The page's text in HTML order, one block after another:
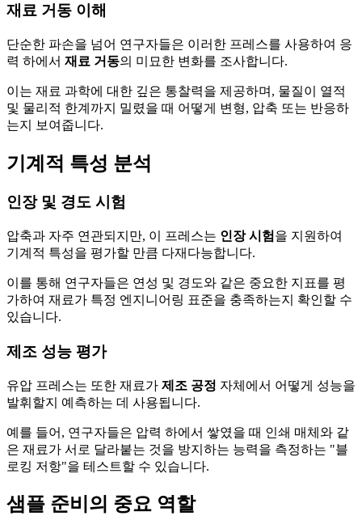
재료 거동 이해
단순한 파손을 넘어 연구자들은 이러한 프레스를 사용하여 응
력 하에서 재료 거동의 미묘한 변화를 조사합니다.
이는 재료 과학에 대한 깊은 통찰력을 제공하며, 물질이 열적
및 물리적 한계까지 밀렸을 때 어떻게 변형, 압축 또는 반응하
는지 보여줍니다.
기계적 특성 분석
인장 및 경도 시험
압축과 자주 연관되지만, 이 프레스는 인장 시험 을 지원하여
기계적 특성을 평가할 만큼 다재다능합니다.
이를 통해 연구자들은 연성 및 경도와 같은 중요한 지표를 평
가하여 재료가 특정 엔지니어링 표준을 충족하는지 확인할 수
있습니다.
제조 성능 평가
유압 프레스는 또한 재료가 제조 공정 자체에서 어떻게 성능을
발휘할지 예측하는 데 사용됩니다.
예를 들어, 연구자들은 압력 하에서 쌓였을 때 인쇄 매체와 같
은 재료가 서로 달라붙는 것을 방지하는 능력을 측정하는 "블
로킹 저항"을 테스트할 수 있습니다.
샘플 준비의 중요 역할